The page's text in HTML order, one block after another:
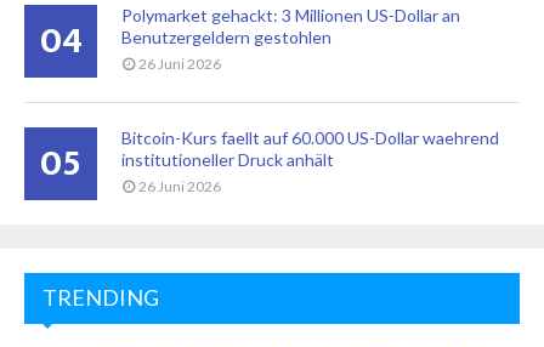
04
Polymarket gehackt: 3 Millionen US-Dollar an
Benutzergeldern gestohlen
26 Juni 2026
05
Bitcoin-Kurs faellt auf 60.000 US-Dollar waehrend
institutioneller Druck anhält
26 Juni 2026
TRENDING